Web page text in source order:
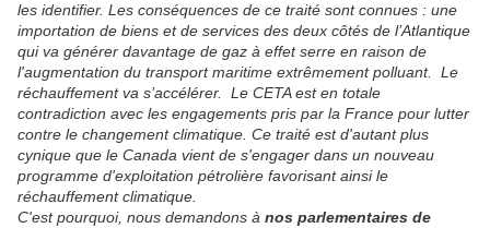
les identifier. Les conséquences de ce traité sont connues : une
importation de biens et de services des deux côtés de l’Atlantique
qui va générer davantage de gaz à effet serre en raison de
l'augmentation du transport maritime extrêmement polluant. Le
réchauffement va s’accélérer.
Le CETAest en totale
contradiction avec les engagements pris par la France pour lutter
contre le changement climatique. Ce traité est d'autant plus
cynique que le Canada vient de s'engager dans un nouveau
programme d'exploitation pétrolière favorisant ainsi le
réchauffement climatique.
C'est pourquoi, nous demandons à nos parlementaires de